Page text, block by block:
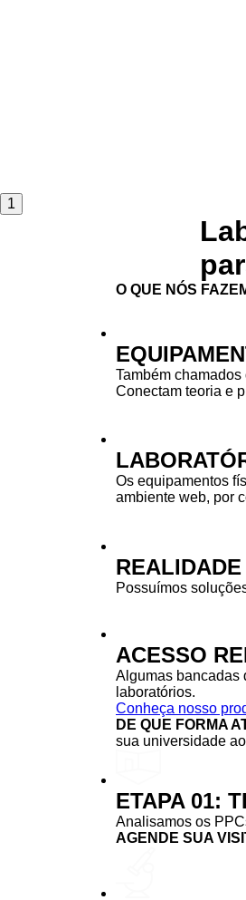
1
O QUE NÓS
Também
Conectam teoria e
Os equipamentos
ambiente web, por
Possuímos
ACESSO
Algumas bancadas
laboratórios.
Conheça nosso
DE QUE FORMA
sua universidade
ETAPA 01:
Analisamos os
AGENDE SUA